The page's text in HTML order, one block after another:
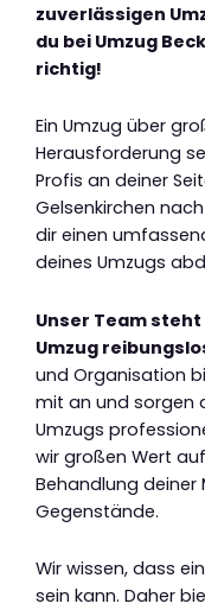
zuverlässigen
du bei Umzug
richtig!
Ein Umzug über
Herausforderung
Profis an deiner
Gelsenkirchen
dir einen
deines Umzugs
Unser Team
Umzug
und Organisation
mit an und sorgen
Umzugs
wir großen Wert
Behandlung deiner
Gegenstände.
Wir wissen, dass
sein kann. Daher